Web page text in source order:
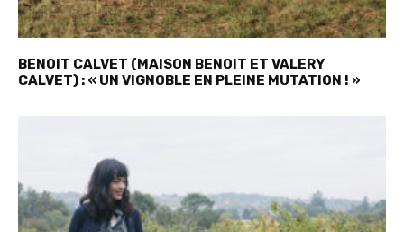
BENOIT CALVET (MAISON BENOIT ET VALERY
CALVET) : « UN VIGNOBLE EN PLEINE MUTATION ! »